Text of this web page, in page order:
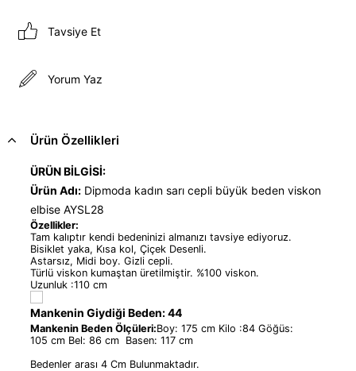
Tavsiye Et
Yorum Yaz
Ürün Özellikleri
ÜRÜN BİLGİSİ:
Ürün Adı: Dipmoda kadın sarı cepli büyük beden viskon
elbise AYSL28
Özellikler:
Tam kalıptır kendi bedeninizi almanızı tavsiye ediyoruz.
Bisiklet yaka, Kısa kol, Çiçek Desenli.
Astarsız, Midi boy. Gizli cepli.
Türlü viskon kumaştan üretilmiştir. %100 viskon.
Uzunluk :110 cm
Mankenin Giydiği Beden: 44
Mankenin Beden Ölçüleri:Boy: 175 cm Kilo :84 Göğüs:
105 cm Bel: 86 cm Basen: 117 cm
Bedenler arası 4 Cm Bulunmaktadır.